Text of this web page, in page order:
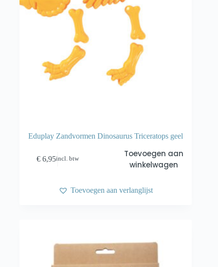
Eduplay Zandvormen Dinosaurus Triceratops geel
€ 6,95incl. btw
Toevoegen aan
winkelwagen
Toevoegen aan verlanglijst